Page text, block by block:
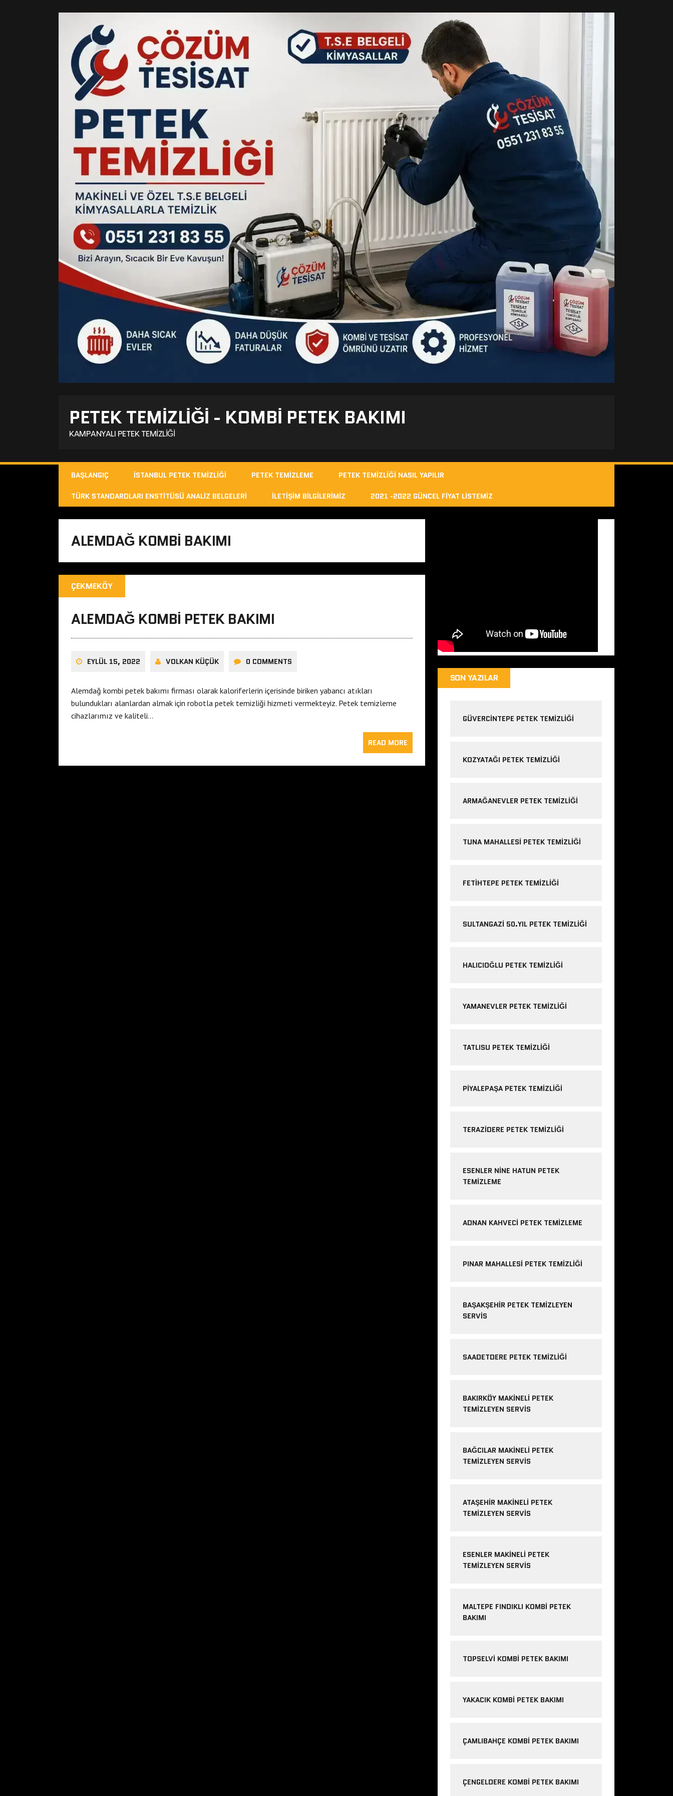
PETEK TEMIZLIĞI - KOMBI PETEK BAKIMI
KAMPANYALI PETEK TEMIZLIĞI
BAŞLANGIÇ İSTANBUL PETEK TEMIZLIĞI PETEK TEMIZLEME PETEK TEMIZLIĞI NASIL YAPILIR
TÜRK STANDARDLARI ENSTITÜSÜ ANALIZ BELGELERI İLETIŞIM BILGILERIMIZ 2021 -2022 GÜNCEL FIYAT LISTEMIZ
ALEMDAĞ KOMBI BAKIMI
ÇEKMEKÖY
ALEMDAĞ KOMBI PETEK BAKIMI
EYLÜL 15, 2022 VOLKAN KÜÇÜK 0 COMMENTS
Alemdağ kombi petek bakımı firması olarak kaloriferlerin içerisinde biriken yabancı atıkları
bulundukları alanlardan almak için robotla petek temizliği hizmeti vermekteyiz. Petek temizleme
cihazlarımız ve kaliteli…
READ MORE
SON YAZILAR
GÜVERCINTEPE PETEK TEMIZLIĞI
KOZYATAĞI PETEK TEMIZLIĞI
ARMAĞANEVLER PETEK TEMIZLIĞI
TUNA MAHALLESI PETEK TEMIZLIĞI
FETIHTEPE PETEK TEMIZLIĞI
SULTANGAZI 50.YIL PETEK TEMIZLIĞI
HALICIOĞLU PETEK TEMIZLIĞI
YAMANEVLER PETEK TEMIZLIĞI
TATLISU PETEK TEMIZLIĞI
PIYALEPAŞA PETEK TEMIZLIĞI
TERAZIDERE PETEK TEMIZLIĞI
ESENLER NINE HATUN PETEK
TEMIZLEME
ADNAN KAHVECI PETEK TEMIZLEME
PINAR MAHALLESI PETEK TEMIZLIĞI
BAŞAKŞEHIR PETEK TEMIZLEYEN
SERVIS
SAADETDERE PETEK TEMIZLIĞI
BAKIRKÖY MAKINELI PETEK
TEMIZLEYEN SERVIS
BAĞCILAR MAKINELI PETEK
TEMIZLEYEN SERVIS
ATAŞEHIR MAKINELI PETEK
TEMIZLEYEN SERVIS
ESENLER MAKINELI PETEK
TEMIZLEYEN SERVIS
MALTEPE FINDIKLI KOMBI PETEK
BAKIMI
TOPSELVI KOMBI PETEK BAKIMI
YAKACIK KOMBI PETEK BAKIMI
ÇAMLIBAHÇE KOMBI PETEK BAKIMI
ÇENGELDERE KOMBI PETEK BAKIMI